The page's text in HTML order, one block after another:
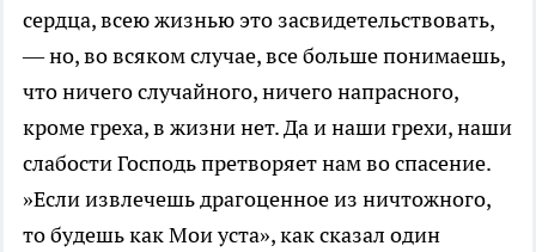
сердца, всею жизнью это засвидетельствовать,
— но, во всяком случае, все больше понимаешь,
что ничего случайного, ничего напрасного,
кроме греха, в жизни нет. Да и наши грехи, наши
слабости Господь претворяет нам во спасение.
»Если извлечешь драгоценное из ничтожного,
то будешь как Мои уста», как сказал один